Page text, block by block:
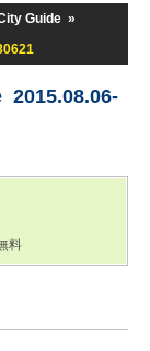
Guide »
料